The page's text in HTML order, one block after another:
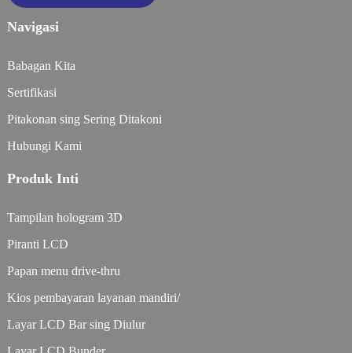
Navigasi
Babagan Kita
Sertifikasi
Pitakonan sing Sering Ditakoni
Hubungi Kami
Produk Inti
Tampilan hologram 3D
Piranti LCD
Papan menu drive-thru
Kios pembayaran layanan mandiri/
Layar LCD Bar sing Diulur